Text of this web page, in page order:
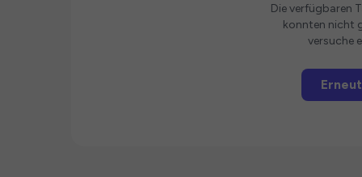
Die verfügbaren
konnten nicht
versuche